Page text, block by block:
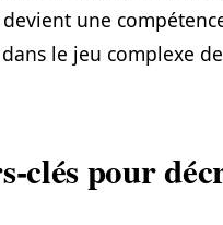
une
le jeu complexe
clés pour